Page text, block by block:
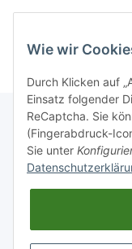
Informationen
Wie wir
Durch Klicken auf
Einsatz folgender
ReCaptcha. Sie
(Fingerabdruck-
Sie unter